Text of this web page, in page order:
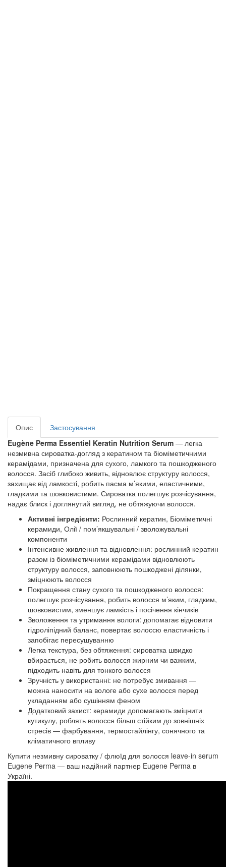
Опис
Застосування
Eugène Perma Essentiel Keratin Nutrition Serum — легка
незмивна сироватка-догляд з кератином та біоміметичними
керамідами, призначена для сухого, ламкого та пошкодженого
волосся. Засіб глибоко живить, відновлює структуру волосся,
захищає від ламкості, робить пасма м’якими, еластичними,
гладкими та шовковистими. Сироватка полегшує розчісування,
надає блиск і доглянутий вигляд, не обтяжуючи волосся.
Активні інгредієнти: Рослинний кератин, Біоміметичні
керамиди, Олії / пом’якшувальні / зволожувальні
компоненти
Інтенсивне живлення та відновлення: рослинний кератин
разом із біоміметичними керамідами відновлюють
структуру волосся, заповнюють пошкоджені ділянки,
зміцнюють волосся
Покращення стану сухого та пошкодженого волосся:
полегшує розчісування, робить волосся м’яким, гладким,
шовковистим, зменшує ламкість і посічення кінчиків
Зволоження та утримання вологи: допомагає відновити
гідроліпідний баланс, повертає волоссю еластичність і
запобігає пересушуванню
Легка текстура, без обтяження: сироватка швидко
вбирається, не робить волосся жирним чи важким,
підходить навіть для тонкого волосся
Зручність у використанні: не потребує змивання —
можна наносити на вологе або сухе волосся перед
укладанням або сушінням феном
Додатковий захист: керамиди допомагають зміцнити
кутикулу, роблять волосся більш стійким до зовнішніх
стресів — фарбування, термостайлінгу, сонячного та
кліматичного впливу
Купити незмивну сироватку / флюїд для волосся leave-in serum
Eugene Perma — ваш надійний партнер Eugene Perma в
Україні.